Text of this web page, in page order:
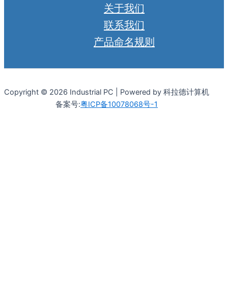
关于我们
联系我们
产品命名规则
Copyright © 2026 Industrial PC | Powered by 科拉德计算机
备案号:粤ICP备10078068号-1